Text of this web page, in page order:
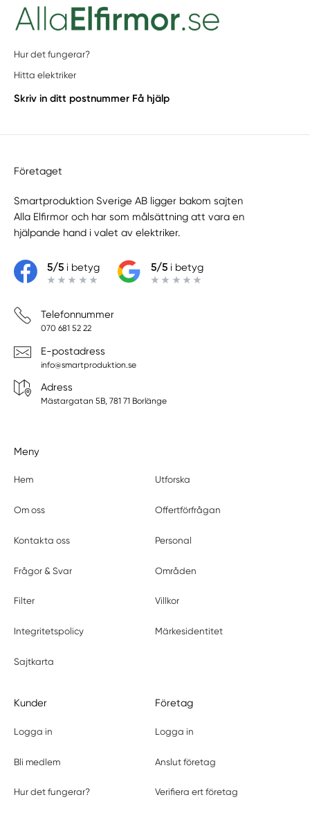
Hur det fungerar?
Hitta elektriker
Skriv in ditt postnummer Få hjälp
Företaget
Smartproduktion Sverige AB ligger bakom sajten
Alla Elfirmor och har som målsättning att vara en
hjälpande hand i valet av elektriker.
5/5i betyg 5/5i betyg
Telefonnummer
070 681 52 22
E-postadress
info@smartproduktion.se
Adress
Mästargatan 5B, 781 71 Borlänge
Meny
Hem Utforska
Om oss Offertförfrågan
Kontakta oss Personal
Frågor & Svar Områden
Filter Villkor
Integritetspolicy Märkesidentitet
Sajtkarta
Kunder
Logga in
Bli medlem
Hur det fungerar?
Företag
Logga in
Anslut företag
Verifiera ert företag